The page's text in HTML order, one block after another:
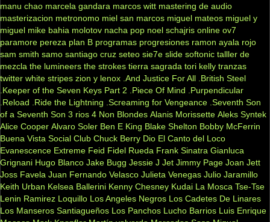
manu chao marcela gandara marcos witt mastering de audio
masterizacion metronomo miel san marcos miguel mateos miguel y
miguel mike bahia molotov nacha pop noel schajris online ov7
paramore pereza plan B programas progresiones ramon ayala rojo
sam smith samo santiago cruz seteo sie7e slide softonic talller de
mezcla the lumineers the strokes tierra sagrada tori kelly tranzas
twitter white stripes zion y lenox .And Justice For All .British Steel
.Keeper of the Seven Keys Part 2
.Piece Of Mind
.Purpendicular
.Reload
.Ride the Lightning .Screaming for Vengeance .Seventh Son
of a Seventh Son 3 rios 4 Non Blondes Alanis Morissette Aleks Syntek
Alice Cooper Alvaro Soler Ben E King Blake Shelton Bobby McFerrin
Buena Vista Social Club Chuck Berry Dio El Canto del Loco
Evanescence Extreme Feid Fidel Rueda Frank Sinatra Gianluca
Grignani Hugo Blanco Jake Bugg Jessie J Jet Jimmy Page Joan Jett
Joss Favela Juan Fernando Velasco Julieta Venegas Julio Jaramillo
Keith Urban Kelsea Ballerini Kenny Chesney Kudai La Mosca Tse-Tse
Lenin Ramirez Loquillo Los Angeles Negros Los Cadetes De Linares
Los Manseros Santiagueños Los Panchos Lucho Barrios Luis Enrique